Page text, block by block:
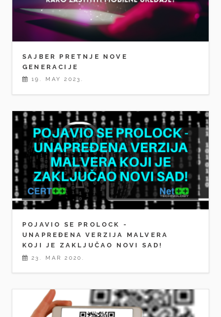
SAJBER PRETNJE NOVE
GENERACIJE
19. MAY 2023.
POJAVIO SE PROLOCK -
UNAPREĐENA VERZIJA MALVERA
KOJI JE ZAKLJUČAO NOVI SAD!
23. MAR 2020.